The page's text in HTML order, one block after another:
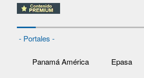
- Portales -
Panamá América Epasa